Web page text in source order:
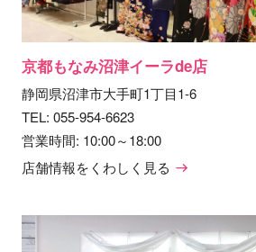
京都もなみ沼津イーラde店
静岡県沼津市大手町1丁目1-6
TEL: 055-954-6623
営業時間: 10:00～18:00
店舗情報をくわしく見る